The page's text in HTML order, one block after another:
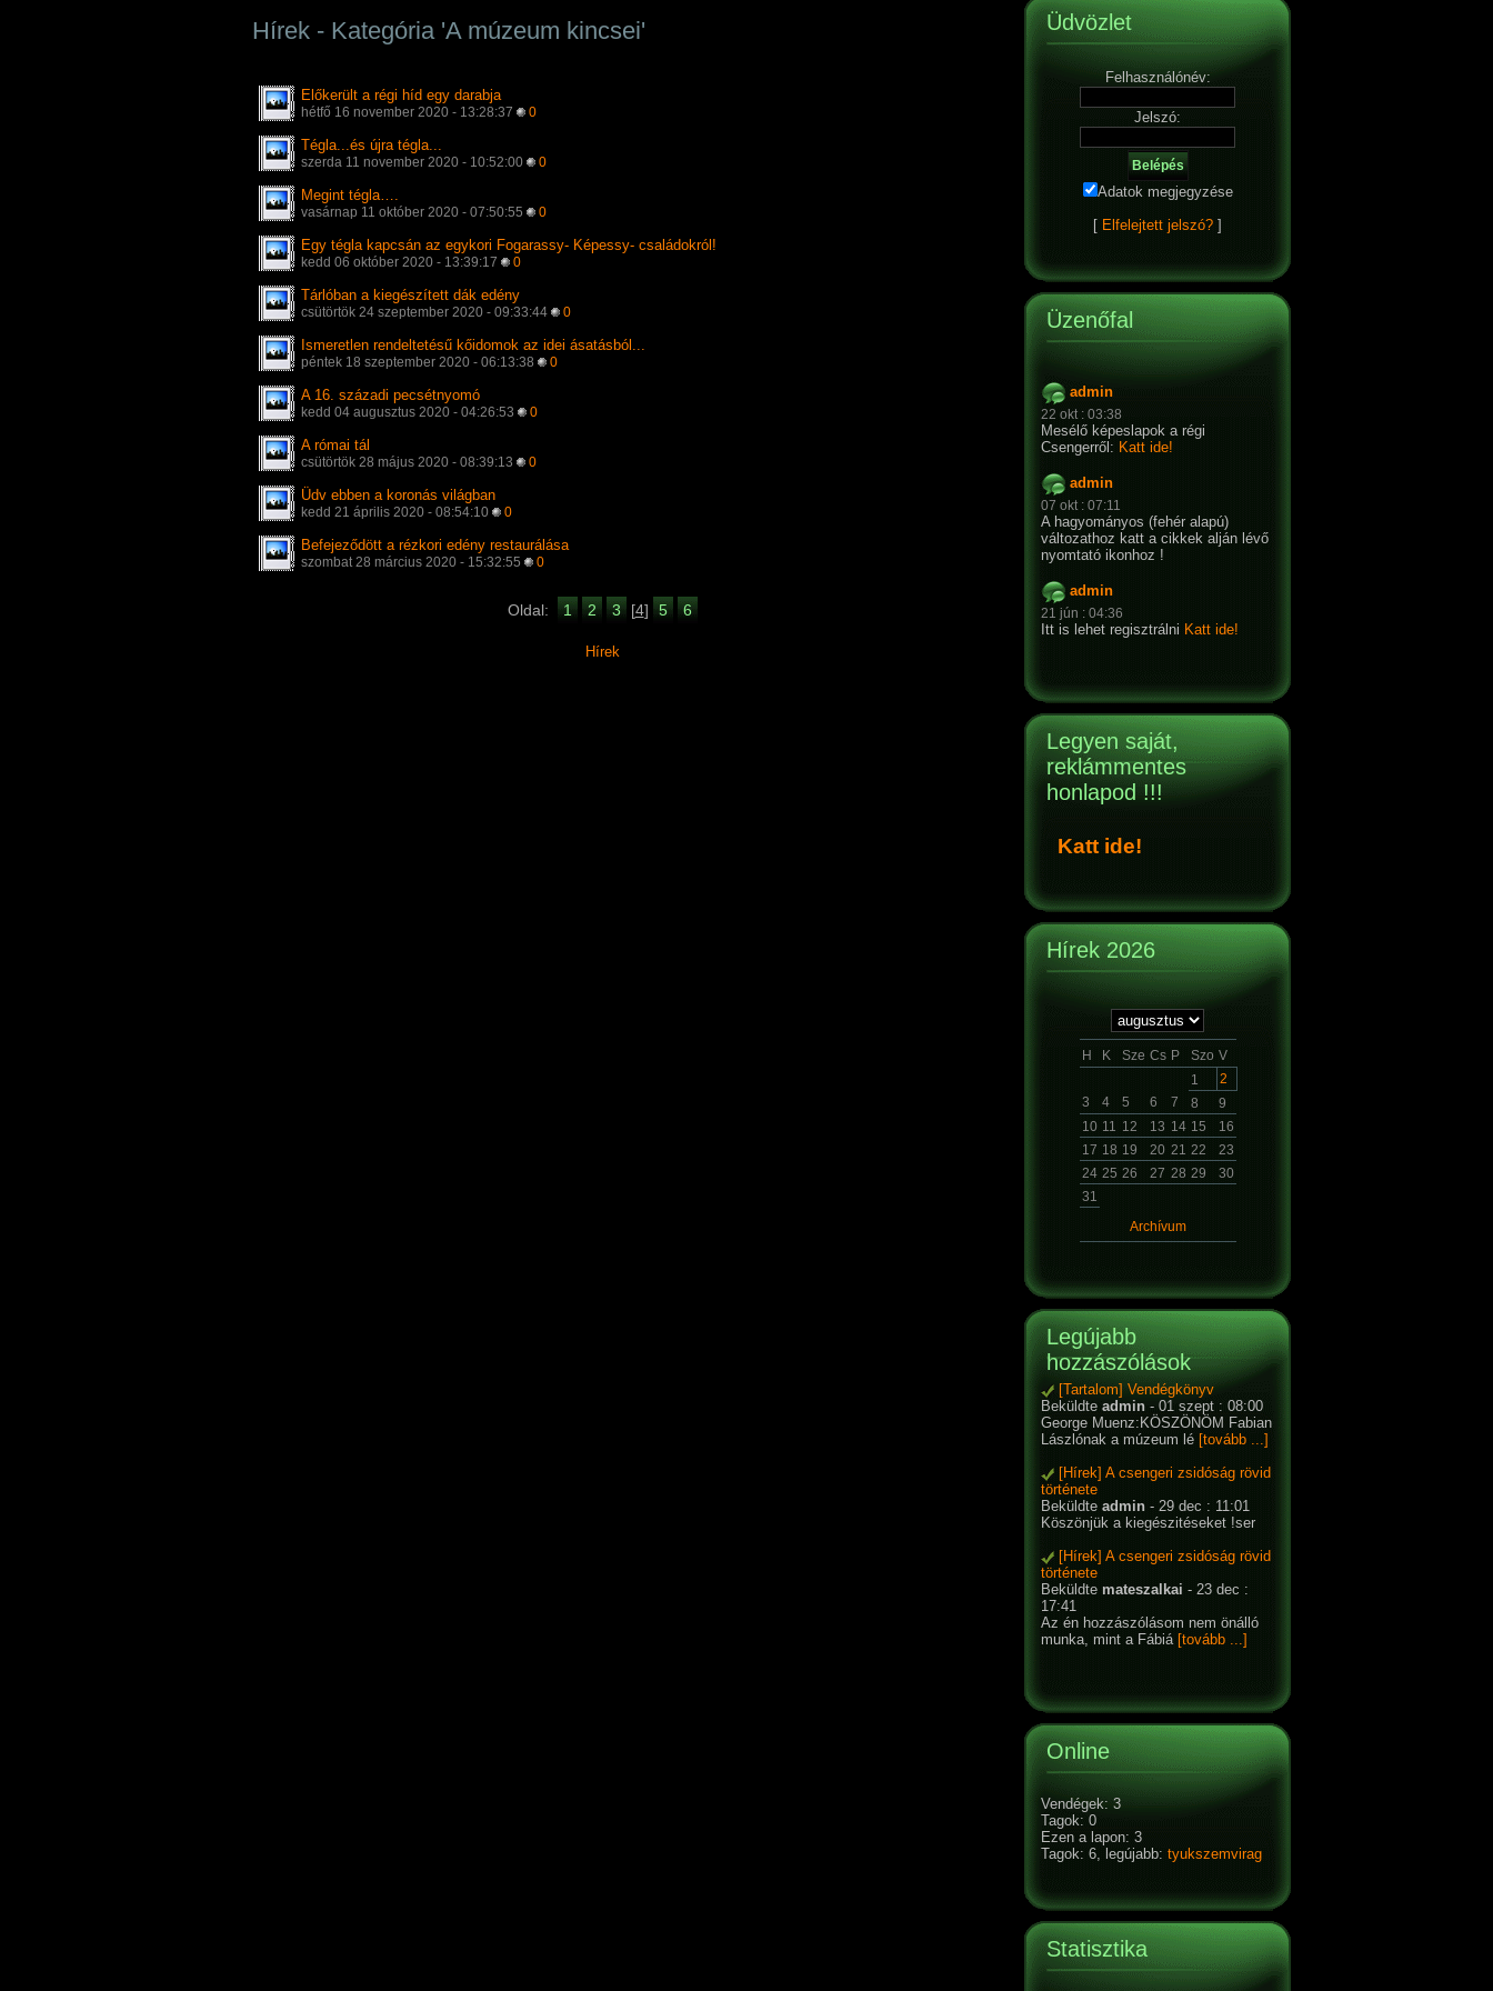
Hírek - Kategória 'A múzeum kincsei'
Előkerült a régi híd egy darabja
hétfő 16 november 2020 - 13:28:37 0
Tégla...és újra tégla...
szerda 11 november 2020 - 10:52:00 0
Megint tégla….
vasárnap 11 október 2020 - 07:50:55 0
Egy tégla kapcsán az egykori Fogarassy- Képessy- családokról!
kedd 06 október 2020 - 13:39:17 0
Tárlóban a kiegészített dák edény
csütörtök 24 szeptember 2020 - 09:33:44 0
Ismeretlen rendeltetésű kőidomok az idei ásatásból...
péntek 18 szeptember 2020 - 06:13:38 0
A 16. századi pecsétnyomó
kedd 04 augusztus 2020 - 04:26:53 0
A római tál
csütörtök 28 május 2020 - 08:39:13 0
Üdv ebben a koronás világban
kedd 21 április 2020 - 08:54:10 0
Befejeződött a rézkori edény restaurálása
szombat 28 március 2020 - 15:32:55 0
Oldal: 1 2 3 [4] 5 6
Hírek
Üdvözlet
Felhasználónév:
Jelszó:
Adatok megjegyzése
[ Elfelejtett jelszó? ]
Üzenőfal
admin
22 okt : 03:38
Mesélő képeslapok a régi
Csengerről: Katt ide!
admin
07 okt : 07:11
A hagyományos (fehér alapú)
változathoz katt a cikkek alján lévő
nyomtató ikonhoz !
admin
21 jún : 04:36
Itt is lehet regisztrálni Katt ide!
Legyen saját,
reklámmentes
honlapod !!!
Katt ide!
Hírek 2026
H K Sze Cs P Szo V
1
2
3
4 5 6 7 8
9
10 11 12 13 14 15
16
17 18 19 20 21 22
23
24 25 26 27 28 29
30
31
Archívum
Legújabb
hozzászólások
[Tartalom] Vendégkönyv
Beküldte admin - 01 szept : 08:00
George Muenz:KÖSZÖNÖM Fabian
Lászlónak a múzeum lé [tovább ...]
[Hírek] A csengeri zsidóság rövid
története
Beküldte admin - 29 dec : 11:01
Köszönjük a kiegészitéseket !ser
[Hírek] A csengeri zsidóság rövid
története
Beküldte mateszalkai - 23 dec :
17:41
Az én hozzászólásom nem önálló
munka, mint a Fábiá [tovább ...]
Online
Vendégek: 3
Tagok: 0
Ezen a lapon: 3
Tagok: 6, legújabb: tyukszemvirag
Statisztika